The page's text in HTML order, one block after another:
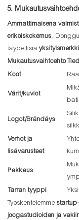
5.
Ammattimaisena
erikoiskokemus,
täydellisiä
Mukautusvaihtoehto
Koot
Värit/kuviot
Logot/Brändäys
Verhot ja
lisävarusteet
Pakkaus
Tarran tyyppi
Työskentelemme
joogastudioiden ja